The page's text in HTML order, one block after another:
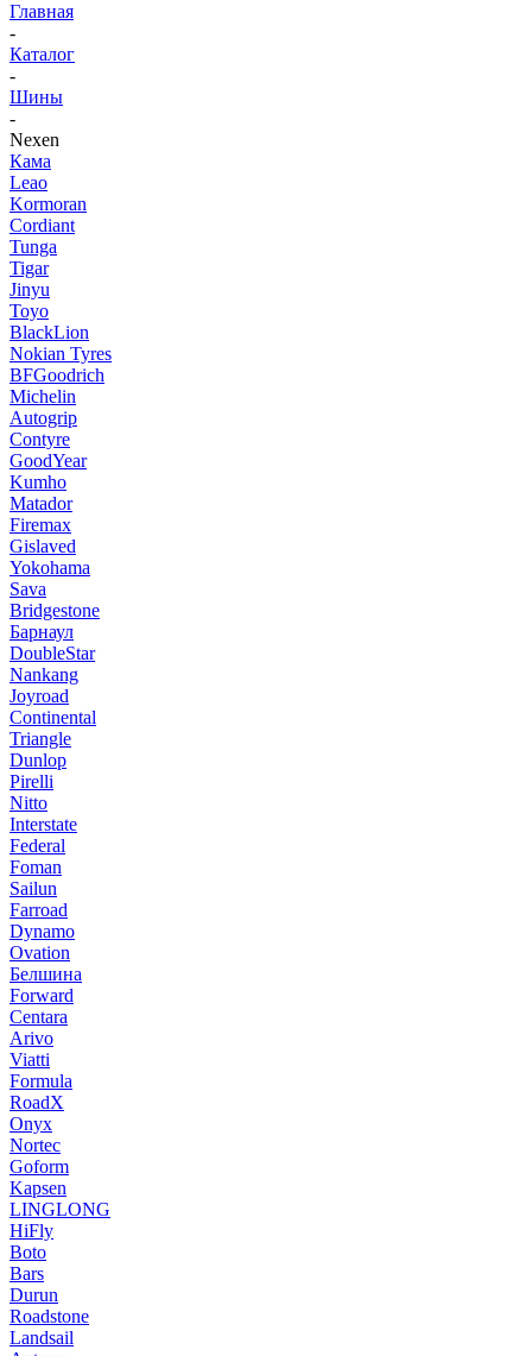
Главная
-
Каталог
-
Шины
-
Nexen
Кама
Leao
Kormoran
Cordiant
Tunga
Tigar
Jinyu
Toyo
BlackLion
Nokian Tyres
BFGoodrich
Michelin
Autogrip
Contyre
GoodYear
Kumho
Matador
Firemax
Gislaved
Yokohama
Sava
Bridgestone
Барнаул
DoubleStar
Nankang
Joyroad
Continental
Triangle
Dunlop
Pirelli
Nitto
Interstate
Federal
Foman
Sailun
Farroad
Dynamo
Ovation
Белшина
Forward
Centara
Arivo
Viatti
Formula
RoadX
Onyx
Nortec
Goform
Kapsen
LINGLONG
HiFly
Boto
Bars
Durun
Roadstone
Landsail